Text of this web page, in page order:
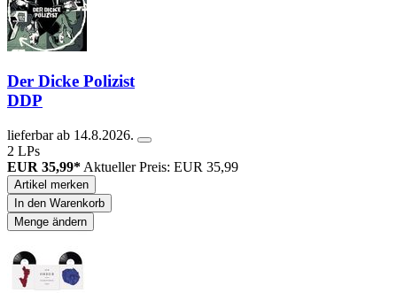
Der Dicke Polizist
DDP
lieferbar ab 14.8.2026.
2 LPs
EUR 35,99* Aktueller Preis: EUR 35,99
Artikel merken
In den Warenkorb
Menge ändern